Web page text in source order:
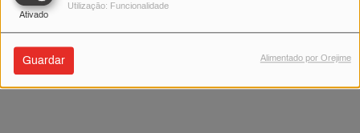
Ativado
Utilização: Funcionalidade
Guardar Alimentado por Orejime